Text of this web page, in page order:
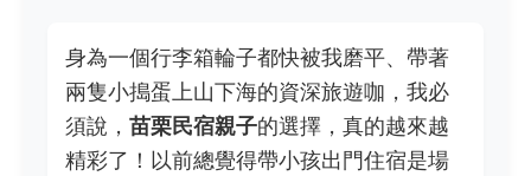
身為一個行李箱輪子都快被我磨平、帶著
兩隻小搗蛋上山下海的資深旅遊咖，我必
須說， 苗栗民宿親子的選擇，真的越來越
精彩了！以前總覺得帶小孩出門住宿是場